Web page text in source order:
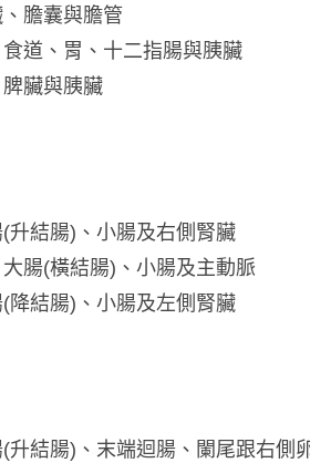
膽囊與膽管
道、胃、十二指腸與胰臟
臟與胰臟
升結腸)、小腸及右側腎臟
腸(橫結腸)、小腸及主動脈
降結腸)、小腸及左側腎臟
升結腸)、末端迴腸、闌尾跟右側